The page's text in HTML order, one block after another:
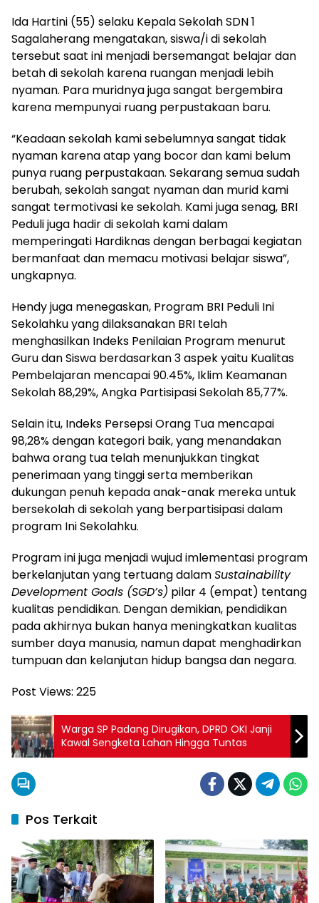
Ida Hartini (55) selaku Kepala Sekolah SDN 1
Sagalaherang mengatakan, siswa/i di sekolah
tersebut saat ini menjadi bersemangat belajar dan
betah di sekolah karena ruangan menjadi lebih
nyaman. Para muridnya juga sangat bergembira
karena mempunyai ruang perpustakaan baru.
“Keadaan sekolah kami sebelumnya sangat tidak
nyaman karena atap yang bocor dan kami belum
punya ruang perpustakaan. Sekarang semua sudah
berubah, sekolah sangat nyaman dan murid kami
sangat termotivasi ke sekolah. Kami juga senag, BRI
Peduli juga hadir di sekolah kami dalam
memperingati Hardiknas dengan berbagai kegiatan
bermanfaat dan memacu motivasi belajar siswa”,
ungkapnya.
Hendy juga menegaskan, Program BRI Peduli Ini
Sekolahku yang dilaksanakan BRI telah
menghasilkan Indeks Penilaian Program menurut
Guru dan Siswa berdasarkan 3 aspek yaitu Kualitas
Pembelajaran mencapai 90.45%, Iklim Keamanan
Sekolah 88,29%, Angka Partisipasi Sekolah 85,77%.
Selain itu, Indeks Persepsi Orang Tua mencapai
98,28% dengan kategori baik, yang menandakan
bahwa orang tua telah menunjukkan tingkat
penerimaan yang tinggi serta memberikan
dukungan penuh kepada anak-anak mereka untuk
bersekolah di sekolah yang berpartisipasi dalam
program Ini Sekolahku.
Program ini juga menjadi wujud imlementasi program
berkelanjutan yang tertuang dalamSustainability
Development Goals (SGD’s) pilar 4 (empat) tentang
kualitas pendidikan. Dengan demikian, pendidikan
pada akhirnya bukan hanya meningkatkan kualitas
sumber daya manusia, namun dapat menghadirkan
tumpuan dan kelanjutan hidup bangsa dan negara.
Post Views: 225
Warga SP Padang Dirugikan, DPRD OKI Janji
Kawal Sengketa Lahan Hingga Tuntas
Pos Terkait